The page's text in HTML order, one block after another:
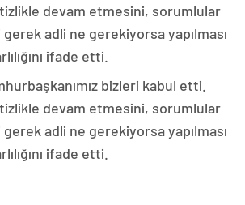
devam etmesini, sorumlular
adli ne gerekiyorsa yapılması
ifade etti.
bizleri kabul etti.
devam etmesini, sorumlular
adli ne gerekiyorsa yapılması
ifade etti.